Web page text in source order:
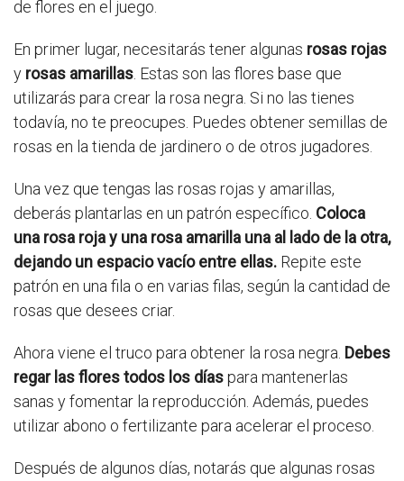
de flores en el juego.
En primer lugar, necesitarás tener algunas rosas rojas
y rosas amarillas . Estas son las flores base que
utilizarás para crear la rosa negra. Si no las tienes
todavía, no te preocupes. Puedes obtener semillas de
rosas en la tienda de jardinero o de otros jugadores.
Una vez que tengas las rosas rojas y amarillas,
deberás plantarlas en un patrón específico. Coloca
una rosa roja y una rosa amarilla una al lado de la otra,
dejando un espacio vacío entre ellas. Repite este
patrón en una fila o en varias filas, según la cantidad de
rosas que desees criar.
Ahora viene el truco para obtener la rosa negra. Debes
regar las flores todos los díaspara mantenerlas
sanas y fomentar la reproducción. Además, puedes
utilizar abono o fertilizante para acelerar el proceso.
Después de algunos días, notarás que algunas rosas